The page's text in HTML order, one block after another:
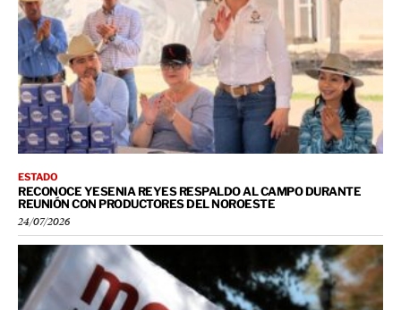
ESTADO
RECONOCE YESENIA REYES RESPALDO AL CAMPO DURANTE
REUNIÓN CON PRODUCTORES DEL NOROESTE
24/07/2026